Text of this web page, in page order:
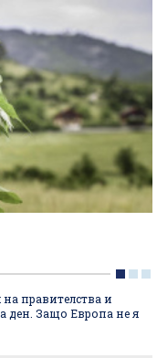
правителства и
ден. Защо Европа не я